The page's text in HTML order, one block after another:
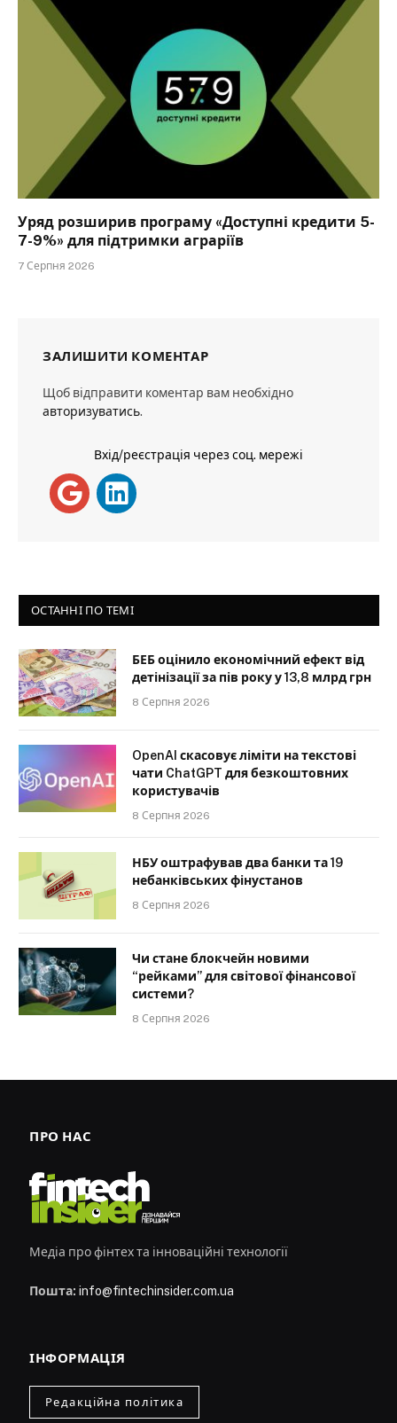
Уряд розширив програму «Доступні кредити 5-
7-9%» для підтримки аграріїв
7 Серпня 2026
ЗАЛИШИТИ КОМЕНТАР
Щоб відправити коментар вам необхідно
авторизуватись.
Вхід/реєстрація через соц. мережі
ОСТАННІ ПО ТЕМІ
БЕБ оцінило економічний ефект від
детінізації за пів року у 13,8 млрд грн
8 Серпня 2026
OpenAI скасовує ліміти на текстові
чати ChatGPT для безкоштовних
користувачів
8 Серпня 2026
НБУ оштрафував два банки та 19
небанківських фінустанов
8 Серпня 2026
Чи стане блокчейн новими
“рейками” для світової фінансової
системи?
8 Серпня 2026
ПРО НАС
Медіа про фінтех та інноваційні технології
Пошта: info@fintechinsider.com.ua
ІНФОРМАЦІЯ
Редакційна політика